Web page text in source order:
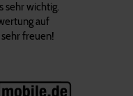
sehr wichtig.
auf
freuen!